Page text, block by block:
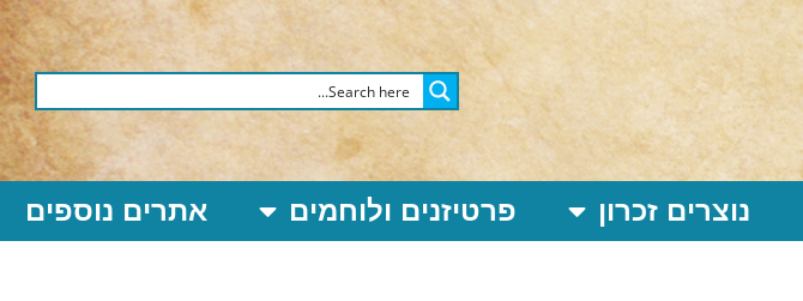
נוצרים זכרון פרטיזנים ולוחמים אתרים נוספים